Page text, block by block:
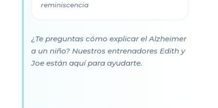
reminiscencia
¿Te preguntas cómo explicar el Alzheimer
a un niño? Nuestros entrenadores Edith y
Joe están aquí para ayudarte.